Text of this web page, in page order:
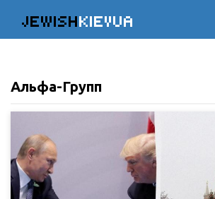
JEWISHKIEVUA
Альфа-Групп